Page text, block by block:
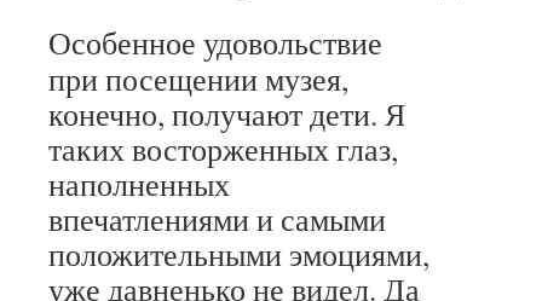
Особенное удовольствие
при посещении музея,
конечно, получают дети. Я
таких восторженных глаз,
наполненных
впечатлениями и самыми
положительными эмоциями,
уже давненько не видел. Да